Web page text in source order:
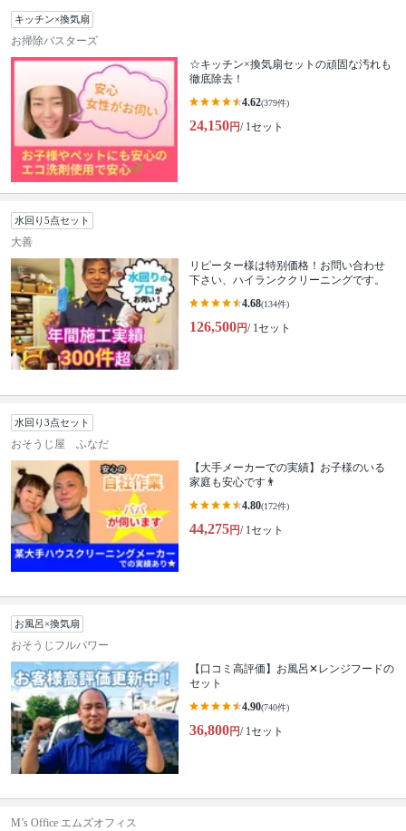
キッチン×換気扇
お掃除バスターズ
☆キッチン×換気扇セットの頑固な汚れも
徹底除去！
4.62(379件)
24,150円/ 1セット
水回り5点セット
大善
リピーター様は特别価格！お問い合わせ
下さい、ハイランククリーニングです。
4.68(134件)
126,500円/ 1セット
水回り3点セット
おそうじ屋 ふなだ
【大手メーカーでの実績】お子様のいる
家庭も安心です👨
4.80(172件)
44,275円/ 1セット
お風呂×換気扇
おそうじフルパワー
【口コミ高評価】お風呂✕レンジフードの
セット
4.90(740件)
36,800円/ 1セット
M’s Office エムズオフィス